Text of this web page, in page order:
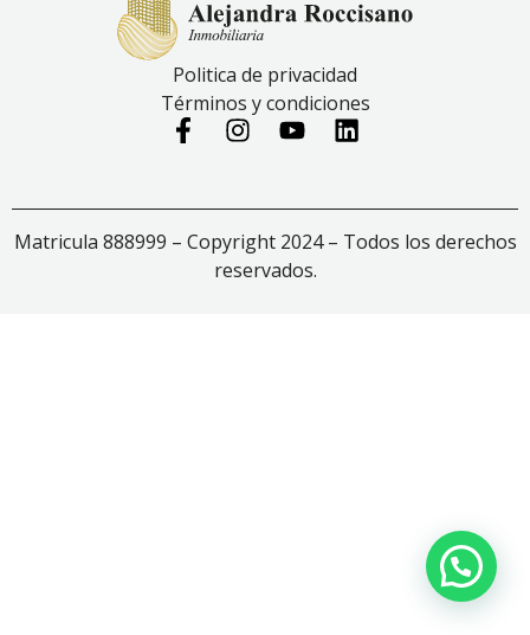
Politica de privacidad
Términos y condiciones
Matricula 888999 – Copyright 2024 – Todos los derechos
reservados.